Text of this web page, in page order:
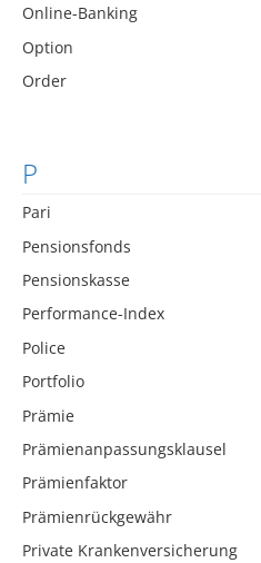
Online-Banking
Option
Order
P
Pari
Pensionsfonds
Pensionskasse
Performance-Index
Police
Portfolio
Prämie
Prämienanpassungsklausel
Prämienfaktor
Prämienrückgewähr
Private Krankenversicherung